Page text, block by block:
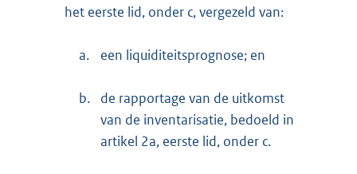
het eerste lid, onder c, vergezeld van:
a. een liquiditeitsprognose; en
b.
de rapportage van de uitkomst
van de inventarisatie, bedoeld in
artikel 2a, eerste lid, onder c.